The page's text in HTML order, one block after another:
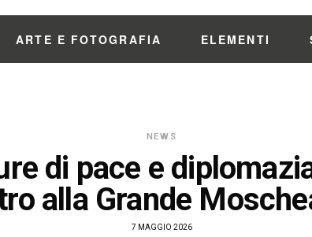
ARTE E FOTOGRAFIA ELEMENTI
NEWS
di pace e
alla Grande
7 MAGGIO 2026